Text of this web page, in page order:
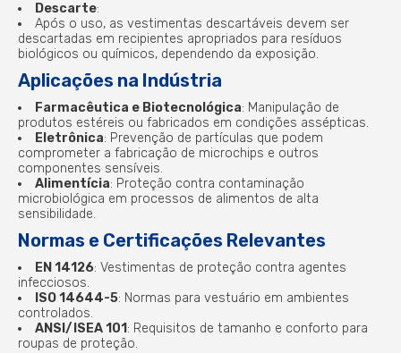
Descarte:
Após o uso, as vestimentas descartáveis devem ser
descartadas em recipientes apropriados para resíduos
biológicos ou químicos, dependendo da exposição.
Aplicações na Indústria
Farmacêutica e Biotecnológica: Manipulação de
produtos estéreis ou fabricados em condições assépticas.
Eletrônica: Prevenção de partículas que podem
comprometer a fabricação de microchips e outros
componentes sensíveis.
Alimentícia: Proteção contra contaminação
microbiológica em processos de alimentos de alta
sensibilidade.
Normas e Certificações Relevantes
EN 14126: Vestimentas de proteção contra agentes
infecciosos.
ISO 14644-5: Normas para vestuário em ambientes
controlados.
ANSI/ISEA 101 : Requisitos de tamanho e conforto para
roupas de proteção.